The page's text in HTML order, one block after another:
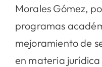
Morales Gómez,
programas
mejoramiento de
en materia jurídica